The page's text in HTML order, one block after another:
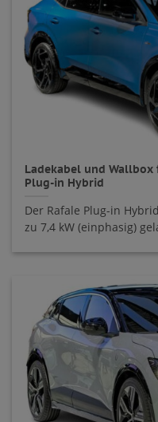
Ladekabel und Wallbox
Plug-in Hybrid
Der Rafale Plug-in
zu 7,4 kW (einphasig)